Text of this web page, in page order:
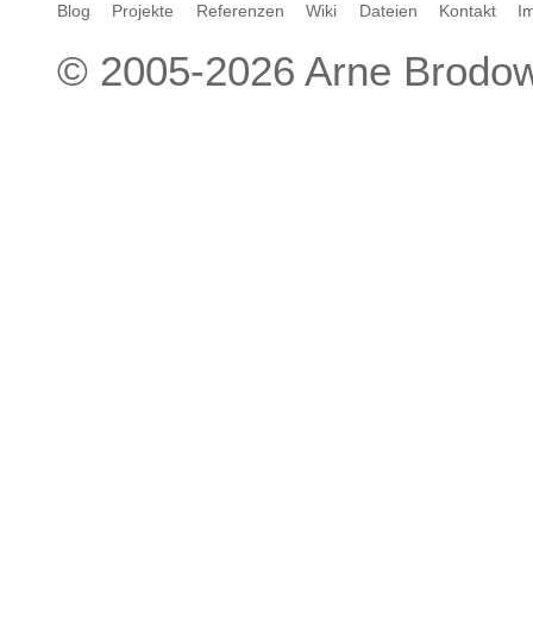
Blog Projekte Referenzen Wiki Dateien Kontakt
© 2005-2026 Arne